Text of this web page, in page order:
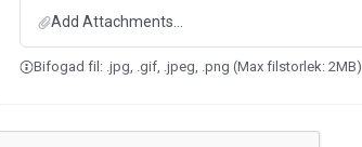
Add Attachments...
Bifogad fil: .jpg, .gif, .jpeg, .png (Max filstorlek: 2MB)